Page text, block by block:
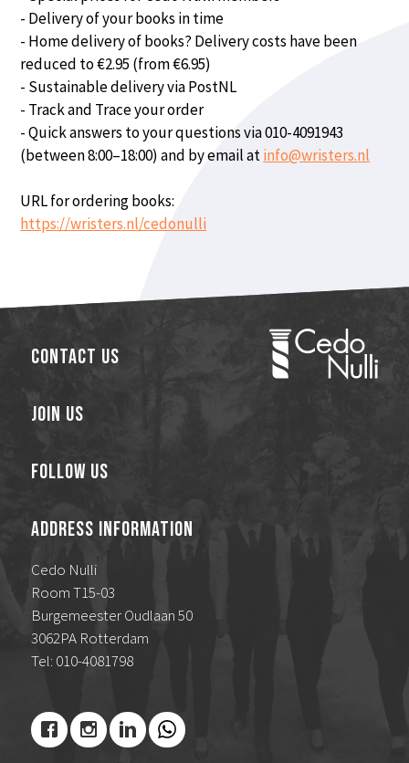
- Delivery of your books in time
- Home delivery of books? Delivery costs have been
reduced to €2.95 (from €6.95)
- Sustainable delivery via PostNL
- Track and Trace your order
- Quick answers to your questions via 010-4091943
(between 8:00–18:00) and by email atinfo@wristers.nl
URL for ordering books:
https://wristers.nl/cedonulli
Contact Us
Join Us
Follow Us
Address Information
Cedo Nulli
Room T15-03
Burgemeester Oudlaan 50
3062PA Rotterdam
Tel: 010-4081798